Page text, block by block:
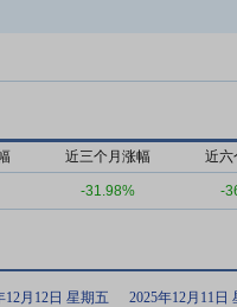
近三个月涨幅 近六
-31.98% -
12月12日 星期五
2025年12月11日